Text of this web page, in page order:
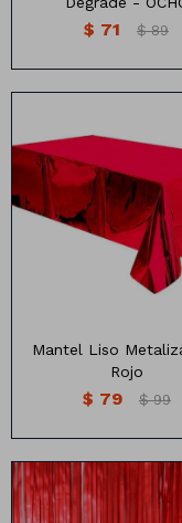
$ 71 $ 89
Mantel liso
Medidas: 137cm
Mantel Liso
Rojo
$ 79 $ 99